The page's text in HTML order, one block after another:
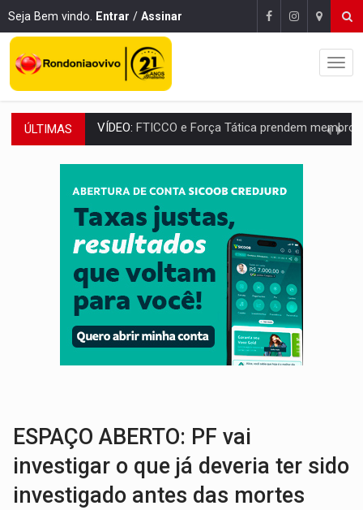
Seja Bem vindo. Entrar / Assinar
ÚLTIMAS INCLUSÃO:Prefeitura fortalece parceria com a APAE para ampliar ações
DEFESA:Exército testa inovações no combate a drones durante
TEMAS SOCIOAMBIENTAIS:Em Itapuã do Oeste, CINEMAZÔNIA leva cinema
PREVISÃO: Interior de Rondônia terá sábado (8) de calor intenso
INFRAESTRUTURA: Após quase 30 anos de espera, asfalto chega ao
Coreografia de Rondônia estreia na programação do Festival de
ELEIÇÕES 2026:Sgt. Mouza esclarece 'erro de digitação' em declaração de
Sinjur parabeniza servidores pelo adicional de incentivo com
ESPAÇO ABERTO: PF vai
investigar o que já deveria ter sido
investigado antes das mortes